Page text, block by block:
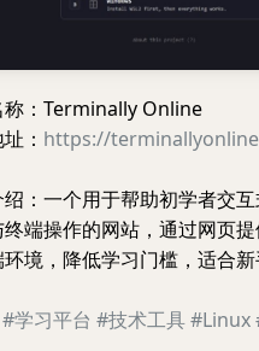
称：Terminally Online
： https://
绍：一个用于帮助初学者交
端操作的网站，通过网页
境，降低学习门槛，适合
#学习平台 #技术工具#Linux